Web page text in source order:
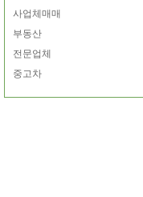
사업체매매
부동산
전문업체
중고차